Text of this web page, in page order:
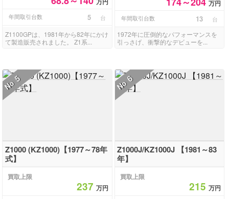
年間取引台数 5 台
Z1100GPは、1981年から82年にかけ
て製造販売されました。 Z1系...
万円
年間取引台数 13 台
1972年に圧倒的なパフォーマンスを
引っさげ、衝撃的なデビューを...
No
5
Z1000 (KZ1000)【1977～78年
式】
買取上限
237万円
No
6
Z1000J/KZ1000J 【1981～83
年】
買取上限
215 万円